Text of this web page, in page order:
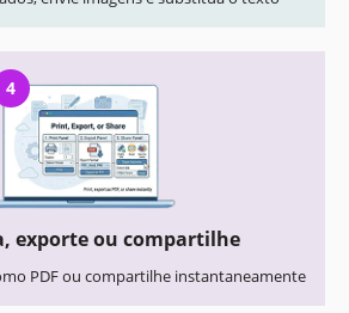
4
exporte ou compartilhe
PDF ou compartilhe instantaneamente